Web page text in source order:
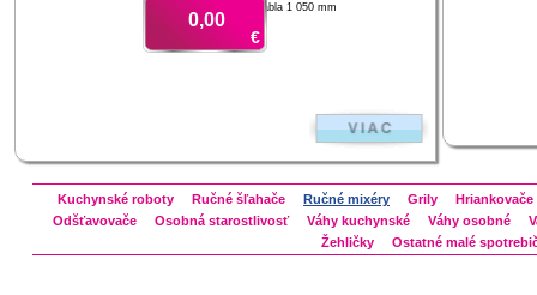
Dĺžka kábla 1 050 mm
0,00
€
Kuchynské roboty Ručné šľahače Ručné mixéry Grily
Odšťavovače
Osobná starostlivosť Váhy kuchynské Váhy osobné
Žehličky
Ostatné malé